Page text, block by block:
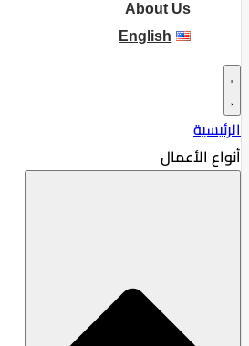
About Us
English
الرئيسية
أنواع الأعمال